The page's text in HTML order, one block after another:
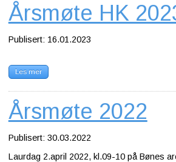
Årsmøte HK
Publisert: 16.01.2023
Les mer
Årsmøte 2022
Publisert: 30.03.2022
Laurdag 2.april 2022, kl.09-10 på Bønes